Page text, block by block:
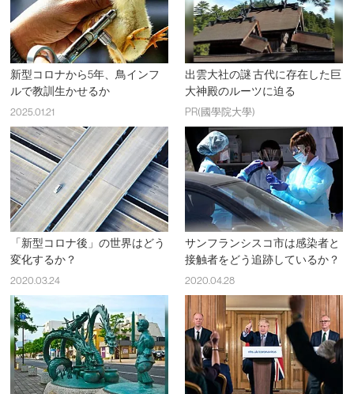
新型コロナから5年、鳥インフ
ルで教訓生かせるか
2025.01.21
出雲大社の謎 古代に存在した巨
大神殿のルーツに迫る
PR(國學院大學)
「新型コロナ後」の世界はどう
変化するか？
2020.03.24
サンフランシスコ市は感染者と
接触者をどう追跡しているか？
2020.04.28